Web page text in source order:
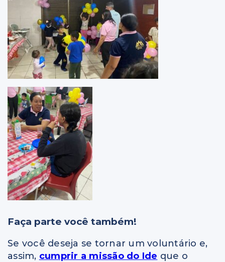
Faça parte você também!
Se você deseja se tornar um voluntário e,
assim, cumprir a missão do Ide que o